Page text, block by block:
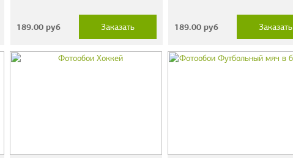
189.00руб Заказать 189.00 руб Заказать